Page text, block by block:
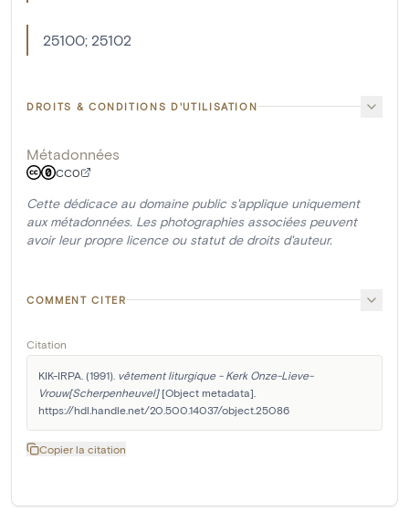
25100; 25102
DROITS & CONDITIONS D'UTILISATION
Métadonnées
CC0
Cette dédicace au domaine public s'applique uniquement
aux métadonnées. Les photographies associées peuvent
avoir leur propre licence ou statut de droits d'auteur.
COMMENT CITER
Citation
KIK-IRPA. (1991). vêtement liturgique - Kerk Onze-Lieve-
Vrouw[Scherpenheuvel] [Object metadata].
https://hdl.handle.net/20.500.14037/object.25086
Copier la citation